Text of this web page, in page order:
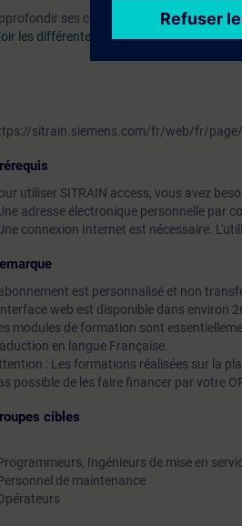
ses connaissances sur les
les différentes thématiques ici
sitrain.siemens.com/fr/web/fr/
utiliser SITRAIN access, vous avez
adresse électronique personnelle par
connexion Internet est nécessaire.
est personnalisé et non
web est disponible dans environ
modules de formation sont
en langue Française.
: Les formations réalisées sur la
possible de les faire financer par votre
cibles
Ingénieurs de mise en
de maintenance